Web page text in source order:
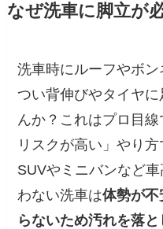
なぜ洗車に脚立が
洗車時にルーフやボン
つい背伸びやタイヤ
んか？これはプロ目
リスクが高い」やり方
SUVやミニバンなど
わない洗車は体勢が不
らないため汚れを落